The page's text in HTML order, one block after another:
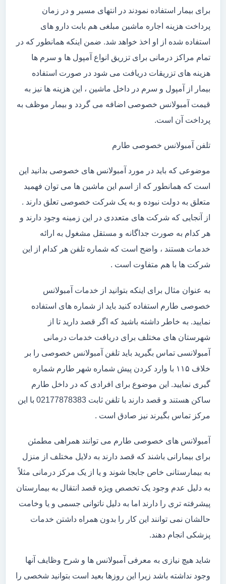
برای بیمار استفاده نمودند در انتهای مسیر و در زمان
پرداخت هزینه اجاره ماشین مبلغی هم بابت دارو های
استفاده شده از او اخذ خواهد شد. ضمن اینکه همانطور که در
تمام مراکز درمانی برای تزریق انواع آمپول ها و سرم ها
هزینه های تزریقات دریافت می شود در صورت استفاده
بیمار از آمپول و سرم در داخل ماشین ، این هزینه ها نیز به
قیمت آمبولانس خصوصی اضافه می گردد و بیمار موظف به
پرداخت آن است.
تلفن آمبولانس خصوصی طارم
موضوعی که باید در مورد آمبولانس های خصوصی بدانید این
است که همانطور که از اسم این ماشین ها می توان فهمید
متعلق به دولت نبوده و به یک شرکت خصوصی تعلق دارند .
از آنجایی که شرکت های متعددی در این زمینه وجود دارند و
هر کدام به صورت جداگانه و مستقل مشغول به ارائه
خدمات هستند ، واضح است که شماره تلفن هر کدام از این
شرکت ها با هم متفاوت است .
به عنوان مثال برای اینکه بتوانید از خدمات آمبولانس
خصوصی طارم استفاده کنید باید از شماره های استفاده
نمایید. به خاطر داشته باشید که اگر قصد دارید تا از
شهرستان های مختلف برای دریافت خدمات درمانی
آمبولانسی تماس بگیرید باید تلفن آمبولانس خصوصی را بر
خلاف ۱۱۵ با وارد کردن پیش شماره شهر طارم شماره
گیری نمایید. این موضوع برای افرادی که در داخل طارم
ساکن هستند و قصد دارند با تلفن ثابت 02177878383 با این
مرکز تماس بگیرند نیز صادق است .
آمبولانس های خصوصی طارم می توانند همراهی مطمئن
برای بیمارانی باشند که قصد دارند به دلایل مختلف از منزل
به بیمارستانی خاص جابجا شوند و یا از یک مرکز درمانی مثلاً
به دلیل عدم وجود یک تخصص ویژه قصد انتقال به بیمارستان
پیشرفته تری را دارند اما به دلیل ناتوانی جسمی و یا وخامت
حالشان نمی توانند این کار را بدون همراه داشتن خدمات
پزشکی انجام دهند.
شاید هیچ نیازی به معرفی آمبولانس ها و شرح وظایف آنها
وجود نداشته باشد زیرا این روزها بعید است بتوانید شخصی را